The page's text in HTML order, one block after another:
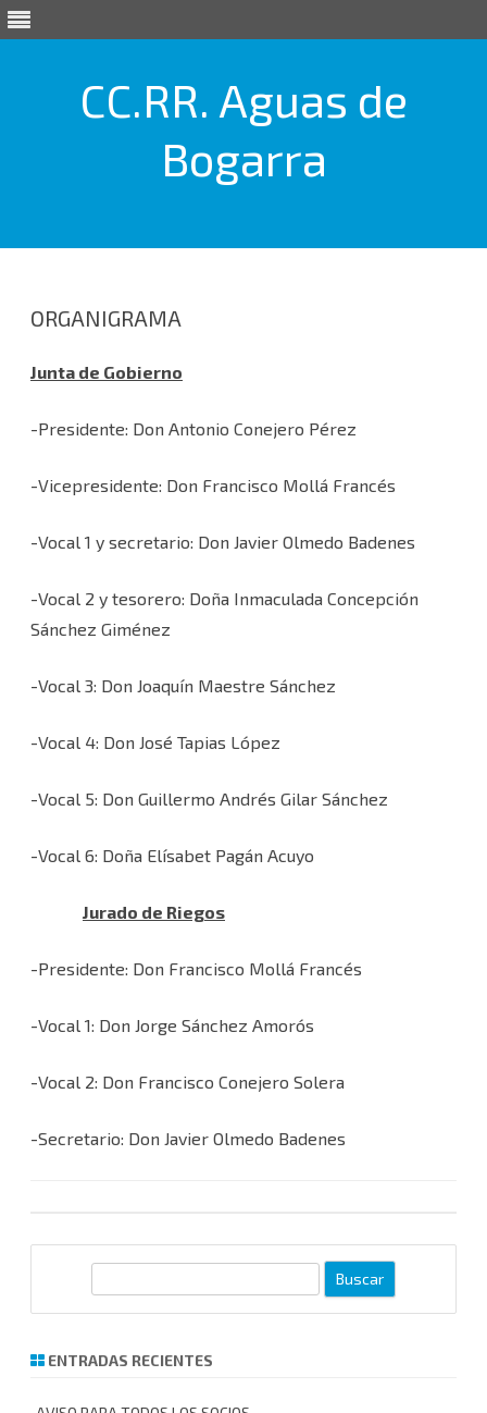
CC.RR. Aguas de
Bogarra
ORGANIGRAMA
Junta de Gobierno
-Presidente: Don Antonio Conejero Pérez
-Vicepresidente: Don Francisco Mollá Francés
-Vocal 1 y secretario: Don Javier Olmedo Badenes
-Vocal 2 y tesorero: Doña Inmaculada Concepción
Sánchez Giménez
-Vocal 3: Don Joaquín Maestre Sánchez
-Vocal 4: Don José Tapias López
-Vocal 5: Don Guillermo Andrés Gilar Sánchez
-Vocal 6: Doña Elísabet Pagán Acuyo
Jurado de Riegos
-Presidente: Don Francisco Mollá Francés
-Vocal 1: Don Jorge Sánchez Amorós
-Vocal 2: Don Francisco Conejero Solera
-Secretario: Don Javier Olmedo Badenes
c
ENTRADAS RECIENTES